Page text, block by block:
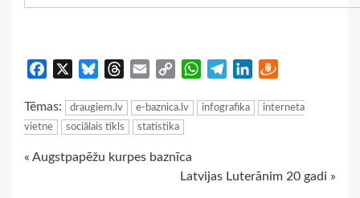
Facebook BlueskyThreads
Email
Copy
WhatsApp
TelegramLinkedIn
Tēmas: draugiem.lv e-baznica.lv infografika
interneta
vietne
sociālais tīkls statistika
Continue
« Augstpapēžu kurpes baznīca
Latvijas Luterānim 20 gadi »